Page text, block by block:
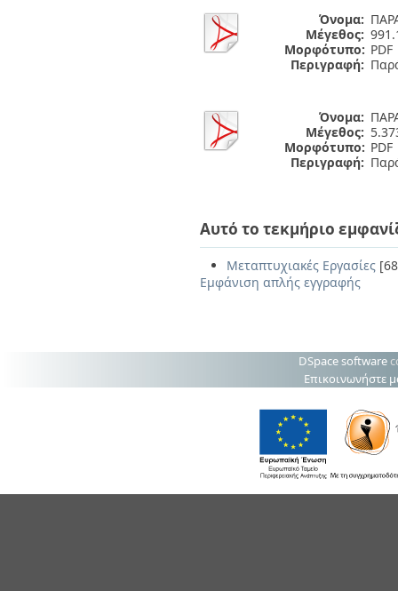
Όνομα:
Μέγεθος:
Μορφότυπο: PDF
Περιγραφή:
Όνομα:
Μέγεθος:
Μορφότυπο: PDF
Περιγραφή:
Αυτό το τεκμήριο
Μεταπτυχιακές Εργασίες
Εμφάνιση απλής εγγραφής
DSpace software
Επικοινωνήστε